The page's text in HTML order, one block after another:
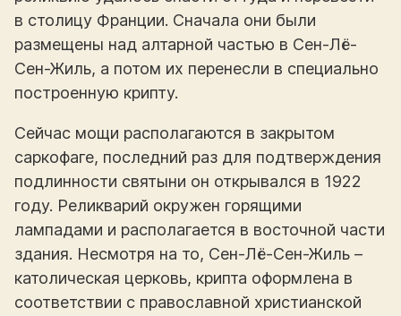
в столицу Франции. Сначала они были
размещены над алтарной частью в Сен-Лё-
Сен-Жиль, а потом их перенесли в специально
построенную крипту.
Сейчас мощи располагаются в закрытом
саркофаге, последний раз для подтверждения
подлинности святыни он открывался в 1922
году. Реликварий окружен горящими
лампадами и располагается в восточной части
здания. Несмотря на то, Сен-Лё-Сен-Жиль –
католическая церковь, крипта оформлена в
соответствии с православной христианской